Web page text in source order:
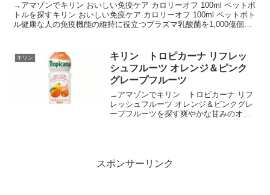
→アマゾンでキリン おいしい免疫ケア カロリーオフ 100ml ペットボ
トルを探すキリン おいしい免疫ケア カロリーオフ 100ml ペットボト
ル健康な人の免疫機能の維持に役立つプラズマ乳酸菌を1,000億個配
キリン
キリン トロピカーナ リフレッ
シュフルーツ オレンジ＆ピンク
グレープフルーツ
→アマゾンでキリン トロピカーナ リフ
レッシュフルーツ オレンジ＆ピンクグレ
ープフルーツを探す爽やかな甘みのオレ
スポンサーリンク